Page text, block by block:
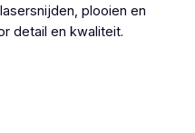
plooien en
detail en kwaliteit.